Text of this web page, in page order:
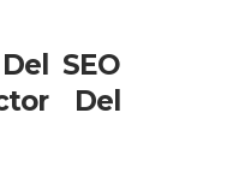
SEO
Del